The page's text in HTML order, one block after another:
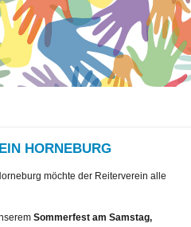
HORNEBURG
möchte der Reiterverein alle
Sommerfest am Samstag,